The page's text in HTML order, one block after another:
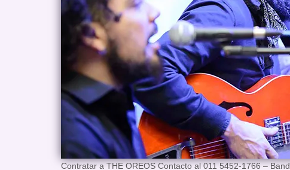
Contratar a THE OREOS Contacto al 011 5452-1766 –